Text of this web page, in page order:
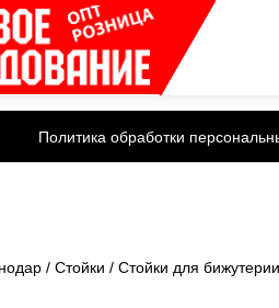
Политика обработки
/ Стойки / Стойки для бижутерии